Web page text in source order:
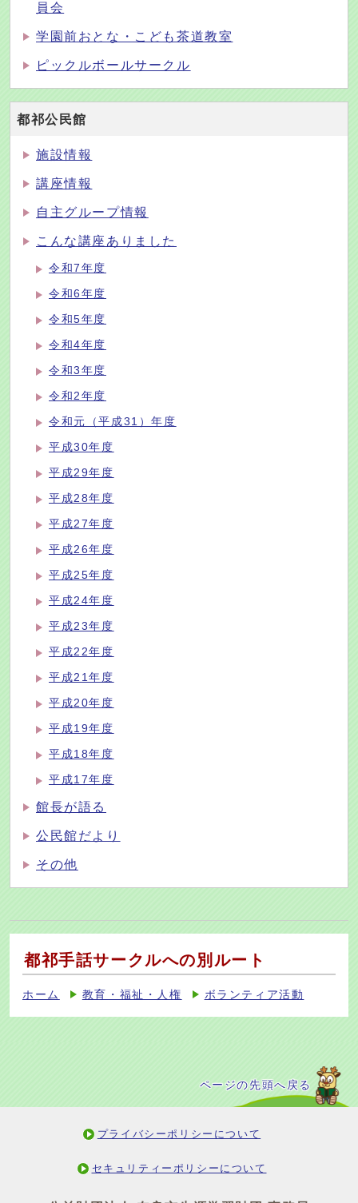
員会
学園前おとな・こども茶道教室
ピックルボールサークル
都祁公民館
施設情報
講座情報
自主グループ情報
こんな講座ありました
令和7年度
令和6年度
令和5年度
令和4年度
令和3年度
令和2年度
令和元（平成31）年度
平成30年度
平成29年度
平成28年度
平成27年度
平成26年度
平成25年度
平成24年度
平成23年度
平成22年度
平成21年度
平成20年度
平成19年度
平成18年度
平成17年度
館長が語る
公民館だより
その他
都祁手話サークルへの別ルート
ホーム 教育・福祉・人権 ボランティア活動
ページの先頭へ戻る
プライバシーポリシーについて
セキュリティーポリシーについて